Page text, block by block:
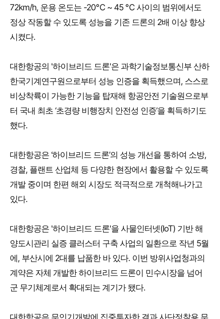
72km/h, 운용 온도는 -20℃ ~ 45 ℃ 사이의 범위에서도
정상 작동할 수 있도록 성능을 기존 드론의 2배 이상 향상
시켰다.
대한항공의 '하이브리드 드론'은 과학기술정보통신부 산하
한국기계연구원으로부터 성능 인증을 획득했으며, 스스로
비상착륙이 가능한 기능을 탑재해 항공안전 기술원으로부
터 국내 최초 ‘초경량 비행장치 안전성 인증’을 획득하기도
했다.
대한항공은 ‘하이브리드 드론’의 성능 개선을 통하여 소방,
경찰, 플랜트 산업체 등 다양한 현장에서 활용할 수 있도록
개발 중이며 한편 해외 시장도 적극적으로 개척해나가고
있다.
대한항공은 '하이브리드 드론'을 사물인터넷(IoT) 기반 해
양도시관리 실증 클러스터 구축 사업의 일환으로 작년 5월
에, 부산시에 2대를 납품한 바 있다. 이번 방위사업청과의
계약은 자체 개발한 하이브리드 드론이 민수시장을 넘어
군 무기체계로서 확대되는 계기가 됐다.
대한항공은 무인기개발에 집중투자한 결과 사단정찰용 무